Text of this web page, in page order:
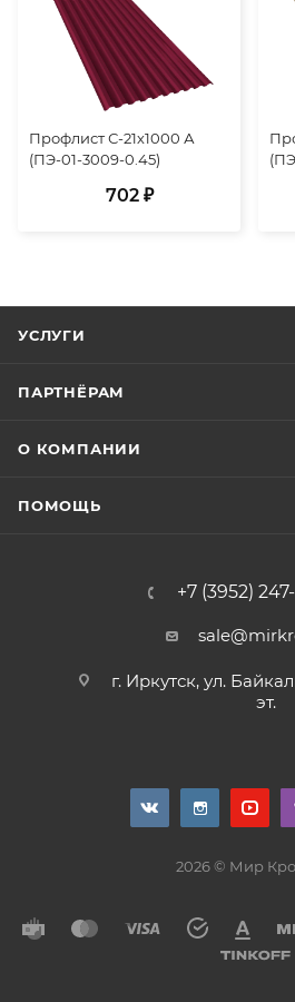
Профлист С-21х1000 А
(ПЭ-01-3009-0.45)
702 ₽
УСЛУГИ
ПАРТНЁРАМ
О КОМПАНИИ
ПОМОЩЬ
+7 (3952)
г. Иркутск, ул.
эт.
2026 © Мир